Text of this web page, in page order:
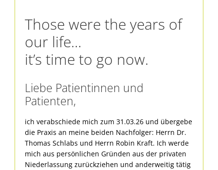
Those were the years of
our life…
it’s time to go now.
Liebe Patientinnen und
Patienten,
ich verabschiede mich zum 31.03.26 und übergebe
die Praxis an meine beiden Nachfolger: Herrn Dr.
Thomas Schlabs und Herrn Robin Kraft. Ich werde
mich aus persönlichen Gründen aus der privaten
Niederlassung zurückziehen und anderweitig tätig